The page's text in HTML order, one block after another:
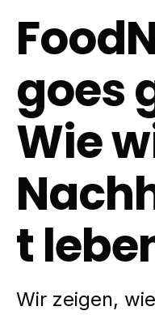
goes
Wie
t
Wir zeigen,